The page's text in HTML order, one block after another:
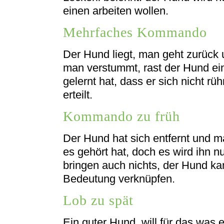
einen arbeiten wollen.
Mehrfaches Kommando
Der Hund liegt, man geht zurück
man verstummt, rast der Hund
gelernt hat, dass er sich nicht
erteilt.
Kommando zu früh
Der Hund hat sich entfernt und
es gehört hat, doch es wird ihn
bringen auch nichts, der Hund
Bedeutung verknüpfen.
Lob zu spät